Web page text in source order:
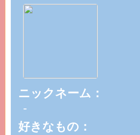
ニックネーム：
-
好きなもの：